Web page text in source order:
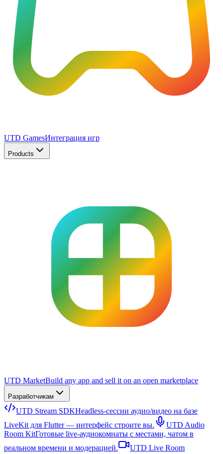
UTD GamesИнтеграция игр
Products
UTD MarketBuild any app and sell it on an open marketplace
Разработчикам
UTD Stream SDKHeadless-сессии аудио/видео на базе
LiveKit для Flutter — интерфейс строите вы.
UTD Audio
Room KitГотовые live-аудиокомнаты с местами, чатом в
реальном времени и модерацией.
UTD Live Room